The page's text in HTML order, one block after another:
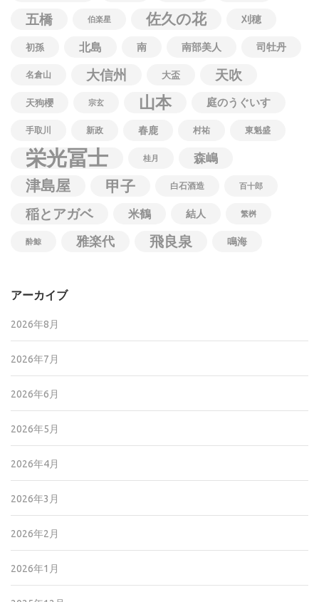
五橋
伯楽星 佐久の花 刈穂
初孫 北島 南 南部美人 司牡丹
名倉山 大信州 大盃 天吹
天狗櫻 宗玄 山本 庭のうぐいす
手取川 新政 春鹿 村祐 東魁盛
栄光冨士 桂月 森嶋
津島屋 甲子 白石酒造 百十郎
稲とアガベ 米鶴 結人 繁桝
酔鯨 雅楽代 飛良泉 鳴海
アーカイブ
2026年8月
2026年7月
2026年6月
2026年5月
2026年4月
2026年3月
2026年2月
2026年1月